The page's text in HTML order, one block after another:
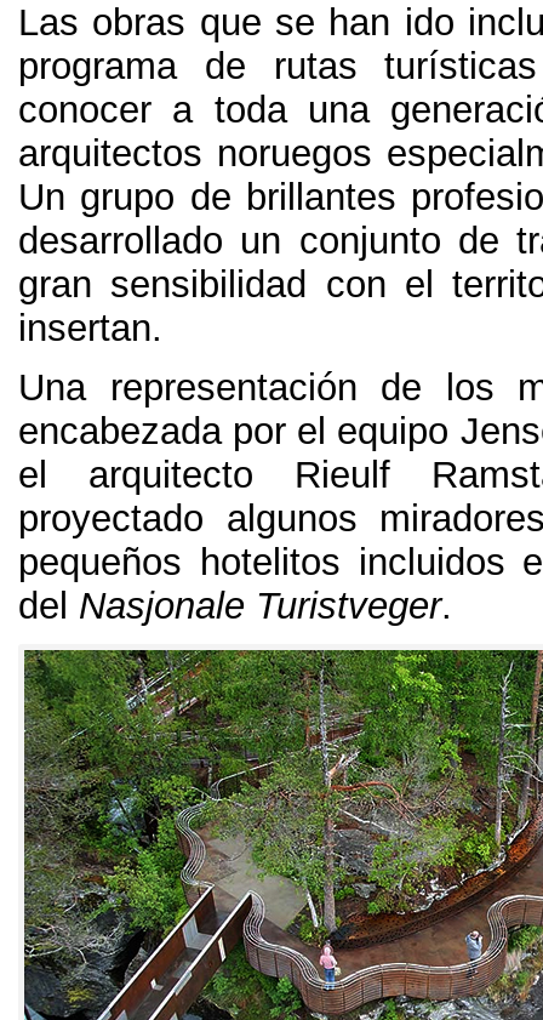
Las obras que se han ido
programa de rutas
conocer a toda una
arquitectos noruegos
Un grupo de brillantes
desarrollado un conjunto de
gran sensibilidad con el
insertan.
Una representación de los
encabezada por el equipo
el arquitecto Rieulf
proyectado algunos
pequeños hotelitos incluidos
del Nasjonale Turistveger.